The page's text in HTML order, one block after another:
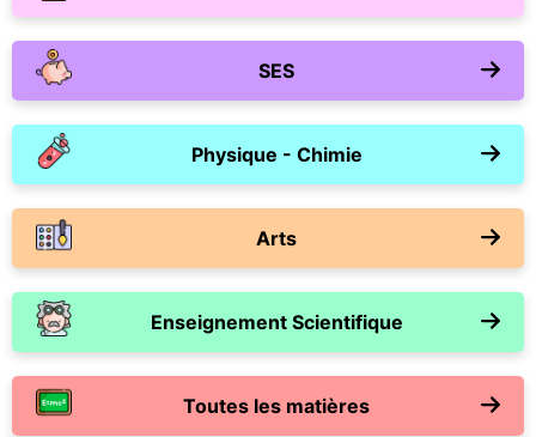
SES
Physique - Chimie
Arts
Enseignement Scientifique
Toutes les matières